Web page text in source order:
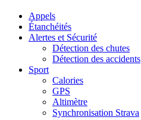
Appels
Étanchéités
Alertes et Sécurité
Détection des chutes
Détection des accidents
Sport
Calories
GPS
Altimètre
Synchronisation Strava